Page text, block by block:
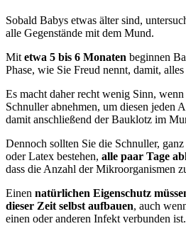
Sobald Babys etwas älter sind,
alle Gegenstände mit dem Mund.
Mit etwa 5 bis 6 Monaten beginnen
Phase, wie Sie Freud nennt, damit,
Es macht daher recht wenig Sinn,
Schnuller abnehmen, um diesen jeden
damit anschließend der Bauklotz im
Dennoch sollten Sie die Schnuller,
oder Latex bestehen, alle paar Tage
dass die Anzahl der Mikroorganismen
Einen natürlichen Eigenschutz
dieser Zeit selbst aufbauen, auch
einen oder anderen Infekt verbunden ist.